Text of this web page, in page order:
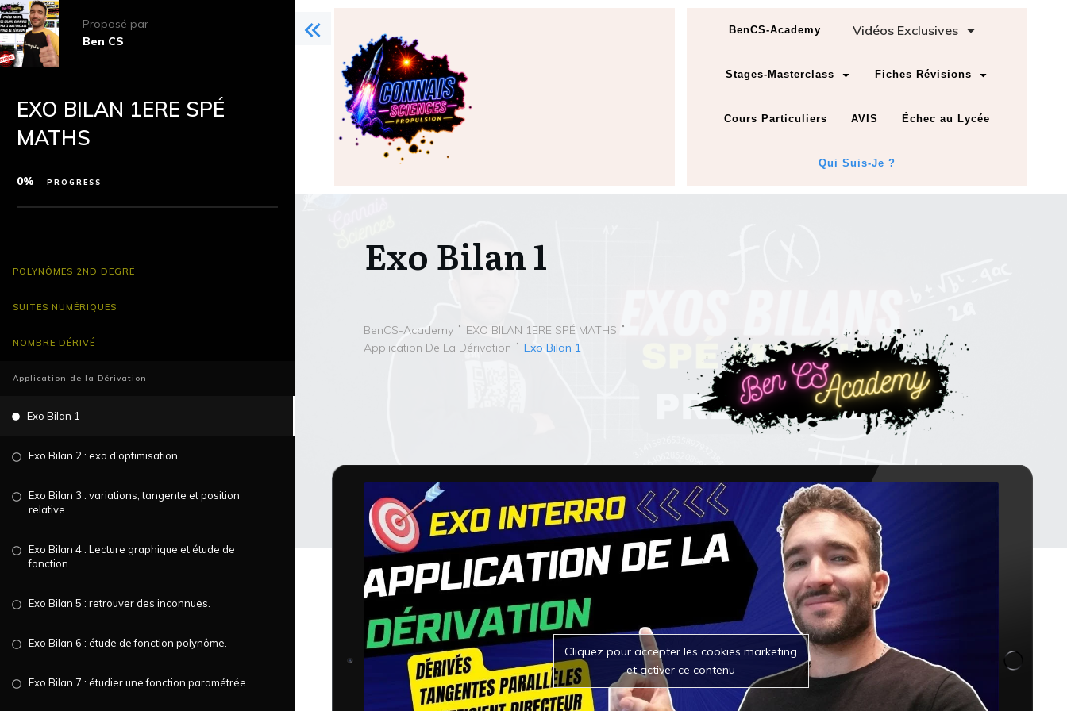
BenCS-Academy Vidéos Exclusives
Stages-Masterclass Fiches Révisions
Cours Particuliers AVIS Échec au Lycée
Qui Suis-Je ?
Exo Bilan 1
BenCS-Academy
EXO BILAN 1ERE SPÉ MATHS
Application De La Dérivation
Exo Bilan 1
Cliquez pour accepter les cookies marketing
et activer ce contenu
Proposé par
Ben CS
EXO BILAN 1ERE SPÉ
MATHS
0% PROGRESS
POLYNÔMES 2ND DEGRÉ
SUITES NUMÉRIQUES
NOMBRE DÉRIVÉ
Application de la Dérivation
Exo Bilan 1
Exo Bilan 2 : exo d'optimisation
Exo Bilan 3 : variations, tangente et position
relative
Exo Bilan 4 : Lecture graphique et étude de
fonction
Exo Bilan 5 : retrouver des inconnues
Exo Bilan 6 : étude de fonction polynôme
Exo Bilan 7 : étudier une fonction paramétrée